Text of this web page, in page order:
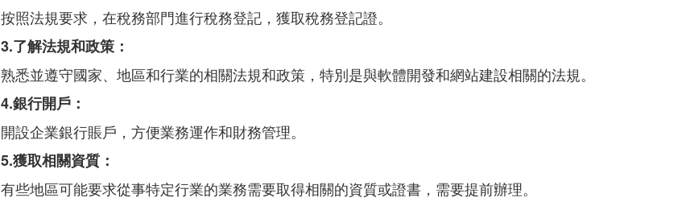
按照法規要求，在稅務部門進行稅務登記，獲取稅務登記證。
3.了解法規和政策：
熟悉並遵守國家、地區和行業的相關法規和政策，特別是與軟體開發和網站建設相關的法規。
4.銀行開戶：
開設企業銀行賬戶，方便業務運作和財務管理。
5.獲取相關資質：
有些地區可能要求從事特定行業的業務需要取得相關的資質或證書，需要提前辦理。